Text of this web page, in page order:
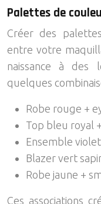
Palettes de
Créer des
entre votre
naissance à des
quelques
Robe rouge +
Top bleu royal
Ensemble
Blazer vert
Robe jaune +
Ces associations